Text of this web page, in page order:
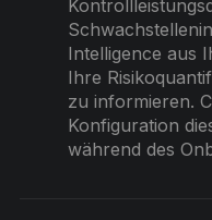
Intelligence aus
Ihre
zu informieren.
Konfiguration
während des